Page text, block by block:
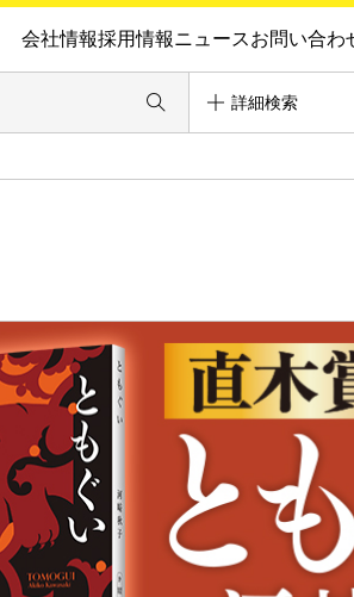
会社情報採用情報ニュースお問い合わ
詳細検索